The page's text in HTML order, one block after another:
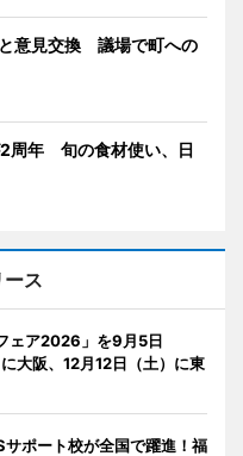
と意見交換 議場で町への
周年 旬の食材使い、日
ス
ェア2026」を9月5日
大阪、12月12日（土）に東
ポート校が全国で躍進！福